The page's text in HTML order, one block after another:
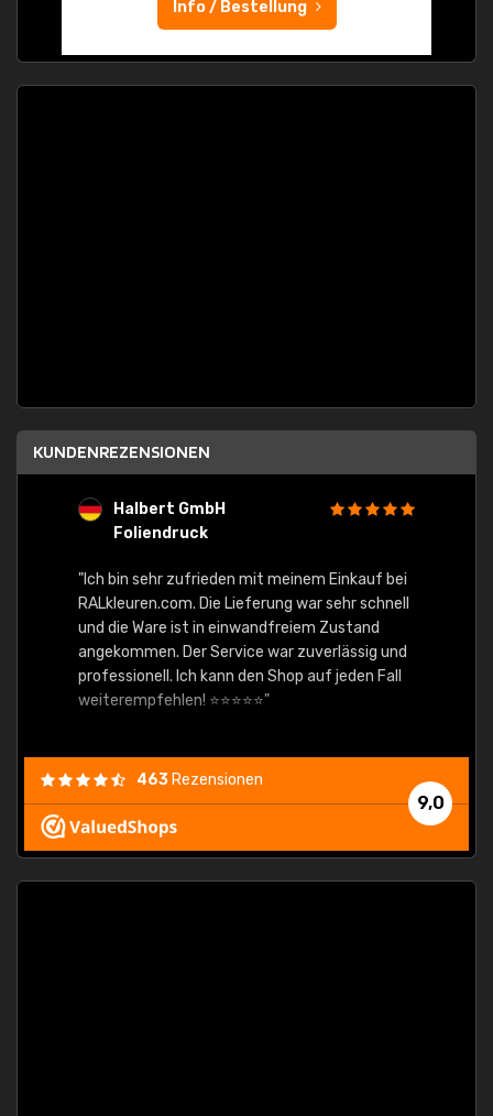
Info / Bestellung
KUNDENREZENSIONEN
Halbert GmbH
Foliendruck
"Ich bin sehr zufrieden mit meinem Einkauf bei
RALkleuren.com. Die Lieferung war sehr schnell
und die Ware ist in einwandfreiem Zustand
angekommen. Der Service war zuverlässig und
professionell. Ich kann den Shop auf jeden Fall
weiterempfehlen! ⭐⭐⭐⭐⭐"
9,0
463 Rezensionen